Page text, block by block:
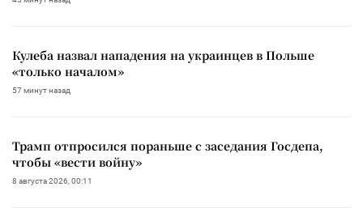
Кулеба назвал нападения на украинцев в Польше
«только началом»
57 минут назад
Трамп отпросился пораньше с заседания Госдепа,
чтобы «вести войну»
8 августа 2026, 00:11